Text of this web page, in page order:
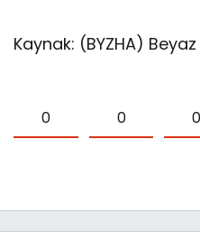
Kaynak: (BYZHA)
0 0 0